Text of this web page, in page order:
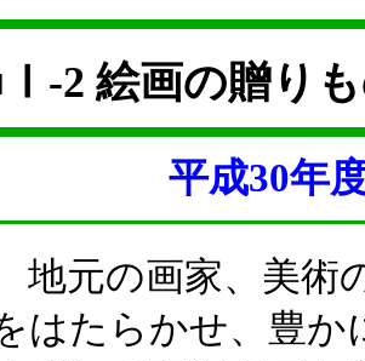
2 絵画の贈
平成30年
地元の画家、美術
はたらかせ、豊か